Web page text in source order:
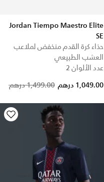
Jordan Tiempo Maestro Elite
SE
حذاء كرة القدم منخفض لملاعب
العشب الطبيعي
عدد الألوان 2
reduced from
1,499.00 درهم to 1,049.00 درهم